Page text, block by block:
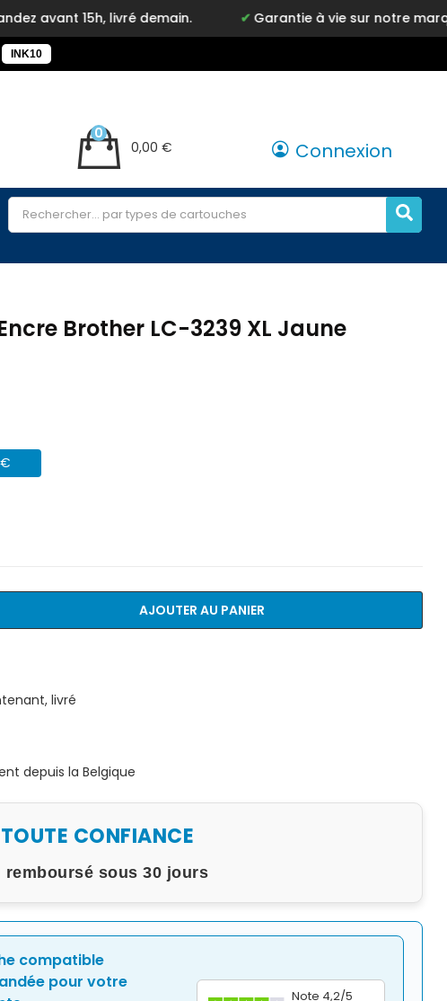
livré demain. Garantie à vie sur notre marque Inkyz
INK10
0,00 €
0
Connexion
Brother LC-3239 XL Jaune
AJOUTER AU PANIER
livré
depuis la Belgique
CONFIANCE
remboursé sous 30 jours
compatible
pour votre
Note 4,2/5